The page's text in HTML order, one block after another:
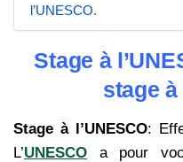
l’UNESCO.
Stage à
stage à
Stage à l’UNESCO:
L’UNESCO
a pour